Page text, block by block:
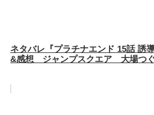
ネタバレ『プラチナエンド 15話 誘
&感想 ジャンプスクエア 大場つ